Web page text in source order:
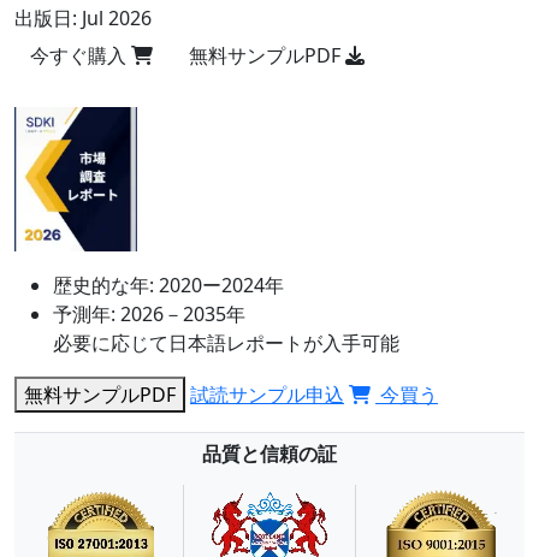
出版日: Jul 2026
今すぐ購入
無料サンプルPDF
歴史的な年: 2020ー2024年
予測年: 2026－2035年
必要に応じて日本語レポートが入手可能
無料サンプルPDF 試読サンプル申込 今買う
品質と信頼の証